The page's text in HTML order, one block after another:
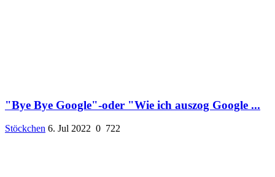
"Bye Bye Google"-oder "Wie ich auszog Google ...
Stöckchen 6. Jul 2022 0 722